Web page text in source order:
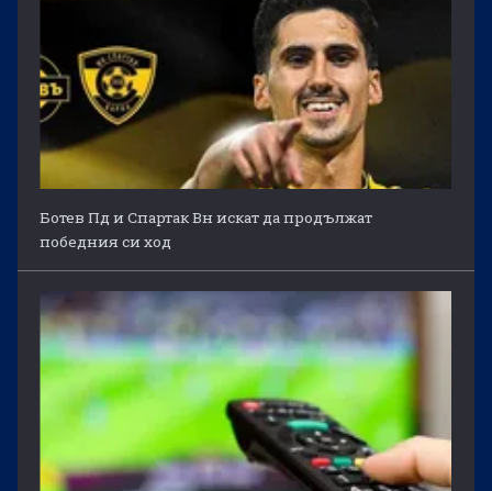
Ботев Пд и Спартак Вн искат да продължат
победния си ход